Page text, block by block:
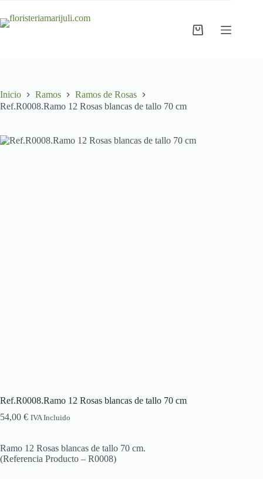
contenido
Carro
Inicio Ramos
Ramos de Rosas
Ref.R0008.Ramo 12 Rosas blancas de tallo 70 cm
Ref.R0008.Ramo 12 Rosas blancas de tallo 70 cm
54,00 € IVA Incluido
Ramo 12 Rosas blancas de tallo 70 cm.
(Referencia Producto – R0008)